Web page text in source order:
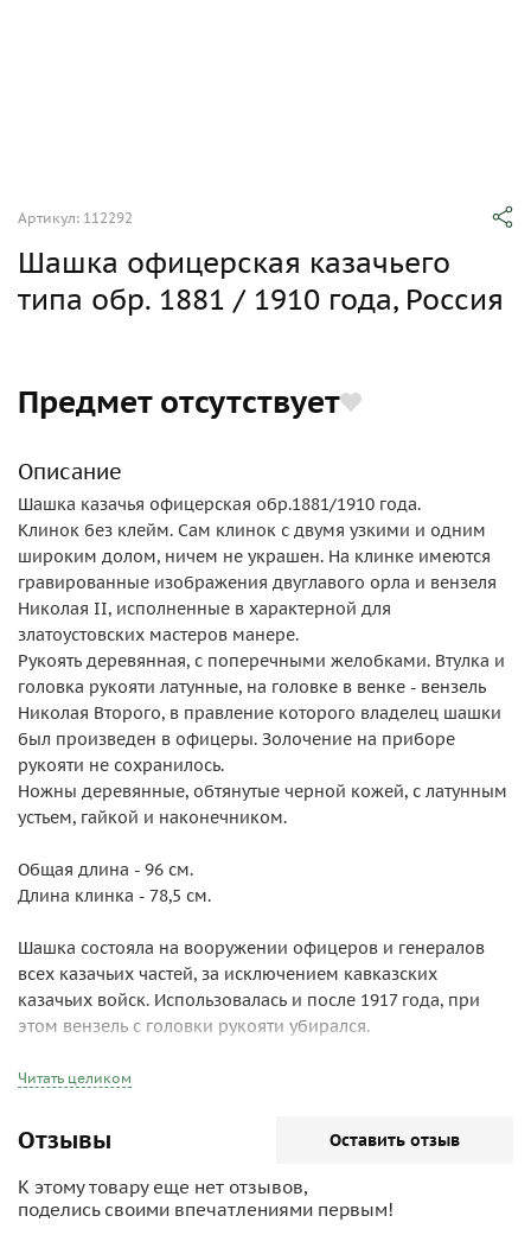
Артикул: 112292
Шашка офицерская казачьего
типа обр. 1881 / 1910 года, Россия
Предмет отсутствует
Описание
Шашка казачья офицерская обр.1881/1910 года.
Клинок без клейм. Сам клинок с двумя узкими и одним
широким долом, ничем не украшен. На клинке имеются
гравированные изображения двуглавого орла и вензеля
Николая II, исполненные в характерной для
златоустовских мастеров манере.
Рукоять деревянная, с поперечными желобками. Втулка и
головка рукояти латунные, на головке в венке - вензель
Николая Второго, в правление которого владелец шашки
был произведен в офицеры. Золочение на приборе
рукояти не сохранилось.
Ножны деревянные, обтянутые черной кожей, с латунным
устьем, гайкой и наконечником.
Общая длина - 96 см.
Длина клинка - 78,5 см.
Шашка состояла на вооружении офицеров и генералов
всех казачьих частей, за исключением кавказских
казачьих войск. Использовалась и после 1917 года, при
этом вензель с головки рукояти убирался.
Читать целиком
Отзывы Оставить отзыв
К этому товару еще нет отзывов,
поделись своими впечатлениями первым!